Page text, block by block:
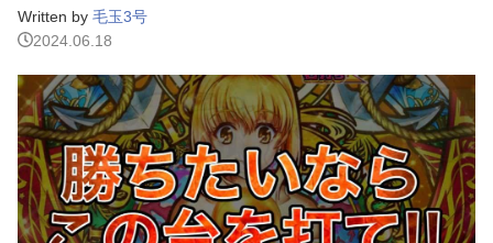
Written by 毛玉3号
2024.06.18